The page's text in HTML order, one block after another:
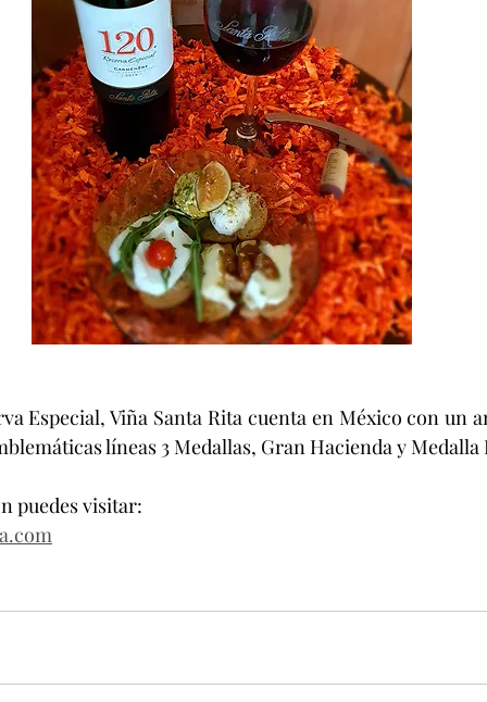
Especial, Viña Santa Rita cuenta en México con un
líneas 3 Medallas, Gran Hacienda y Medalla
puedes visitar: